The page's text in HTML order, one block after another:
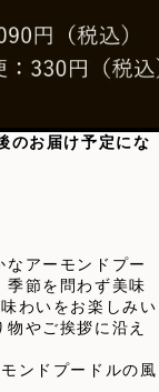
のお届け予定にな
アーモンドプー
季節を問わず美味
わいをお楽しみい
やご挨拶に沿え
ンドプードルの風